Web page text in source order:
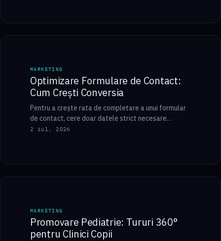
9 min
MARKETING
Optimizare Formulare de Contact:
Cum Crești Conversia
Pentru a crește rata de completare a unui formular
de contact, cere doar datele strict necesare
primului contact, folosește un layout pe…
2 iul. 2026
10 min
MARKETING
Promovare Pediatrie: Tururi 360°
pentru Clinici Copii